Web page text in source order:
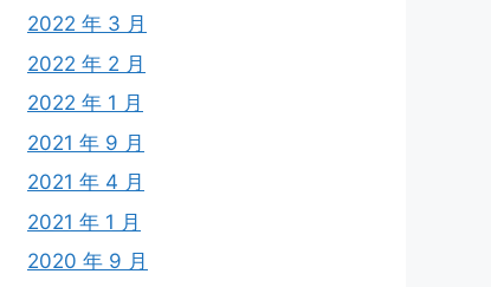
2022 年 3 月
2022 年 2 月
2022 年 1 月
2021 年 9 月
2021 年 4 月
2021 年 1 月
2020 年 9 月